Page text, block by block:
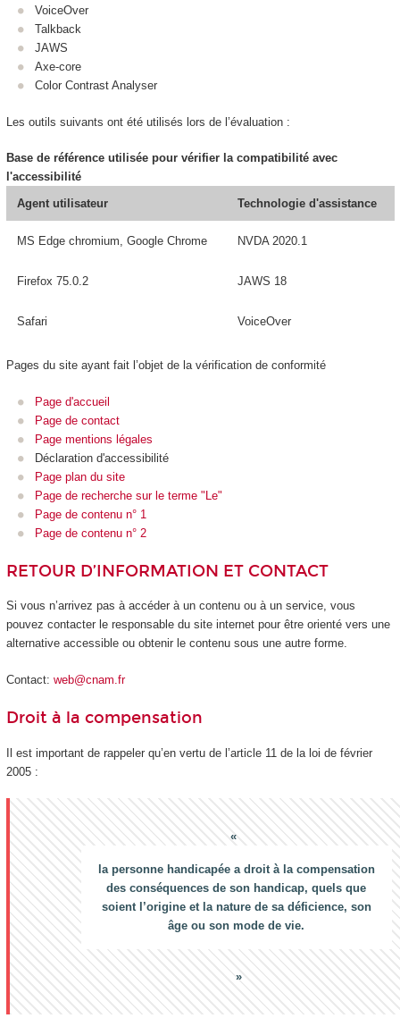
VoiceOver
Talkback
JAWS
Axe-core
Color Contrast Analyser
Les outils suivants ont été utilisés lors de l’évaluation :
Base de référence utilisée pour vérifier la compatibilité avec
l'accessibilité
Agent utilisateur
Technologie d'assistance
MS Edge chromium, Google Chrome NVDA 2020.1
Firefox 75.0.2 JAWS 18
Safari VoiceOver
Pages du site ayant fait l’objet de la vérification de conformité
Page d'accueil
Page de contact
Page mentions légales
Déclaration d'accessibilité
Page plan du site
Page de recherche sur le terme "Le"
Page de contenu n° 1
Page de contenu n° 2
RETOUR D’INFORMATION ET CONTACT
Si vous n’arrivez pas à accéder à un contenu ou à un service, vous
pouvez contacter le responsable du site internet pour être orienté vers une
alternative accessible ou obtenir le contenu sous une autre forme.
Contact: web@cnam.fr
Droit à la compensation
Il est important de rappeler qu’en vertu de l’article 11 de la loi de février
2005 :
la personne handicapée a droit à la compensation
des conséquences de son handicap, quels que
soient l’origine et la nature de sa déficience, son
âge ou son mode de vie.